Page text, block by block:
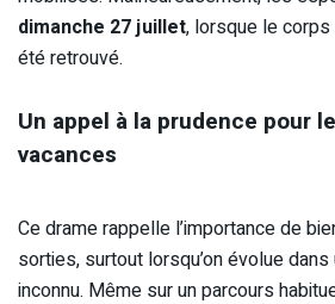
dimanche 27 juillet, lorsque le
été retrouvé.
Un appel à la prudence pour
vacances
Ce drame rappelle l’importance de
sorties, surtout lorsqu’on évolue
inconnu. Même sur un parcours